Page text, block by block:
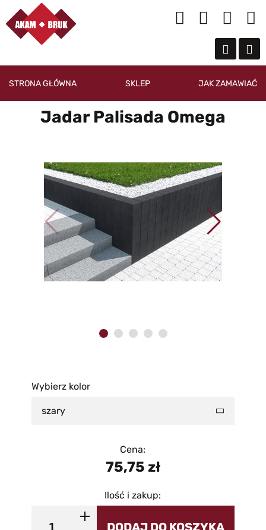
STRONA GŁÓWNA SKLEP JAK ZAMAWIAĆ
Jadar Palisada Omega
Cena:
75,75 zł
Wybierz kolor
szary
Ilość i zakup:
DODAJ DO KOSZYKA